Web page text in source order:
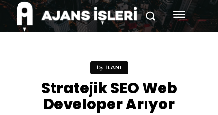
İŞ İLANI
Stratejik SEO Web
Developer Arıyor